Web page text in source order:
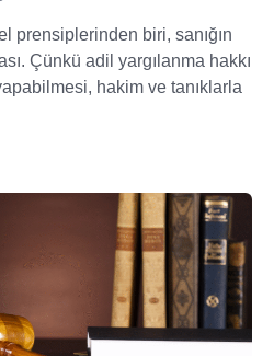
prensiplerinden biri, sanığın
Çünkü adil yargılanma hakkı
hakim ve tanıklarla